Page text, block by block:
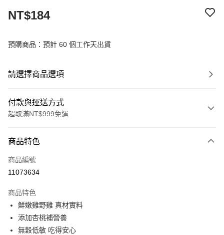
NT$184
預購商品：預計 60 個工作天出貨
請選擇商品選項
付款與運送方式
超取滿NT$999免運
信用卡一次付款
超商取貨付款
Apple Pay
街口支付
商品特色
商品編號
11073634
商品特色
鮮嫩雞野雞 真材實料
添加杏桃補營養
無穀低敏 吃得安心